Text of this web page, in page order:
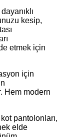
kesip,
etmek için
için
Hem modern
pantolonları,
elde